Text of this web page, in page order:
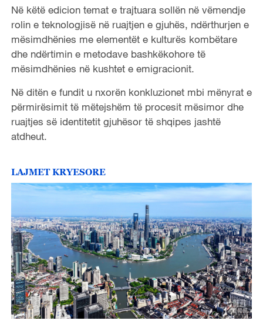
Në këtë edicion temat e trajtuara sollën në vëmendje
rolin e teknologjisë në ruajtjen e gjuhës, ndërthurjen e
mësimdhënies me elementët e kulturës kombëtare
dhe ndërtimin e metodave bashkëkohore të
mësimdhënies në kushtet e emigracionit.
Në ditën e fundit u nxorën konkluzionet mbi mënyrat e
përmirësimit të mëtejshëm të procesit mësimor dhe
ruajtjes së identitetit gjuhësor të shqipes jashtë
atdheut.
LAJMET KRYESORE